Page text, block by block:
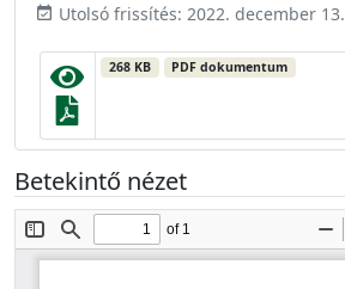
event_available Utolsó frissítés: 2022. december 13.
268 KB PDF dokumentum
Betekintő nézet